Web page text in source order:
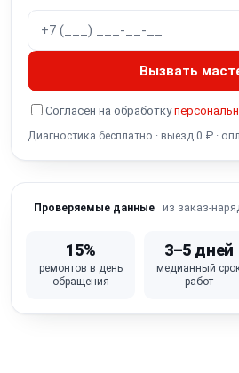
Шумит вентилятор
Не работает подсветка
Разбит экран
Вызвать
Согласен на обработку
Диагностика бесплатно · выезд 0 ₽ ·
Проверяемые данные из заказ-
15%
ремонтов в день
обращения
3–5 дней
медианный
работ